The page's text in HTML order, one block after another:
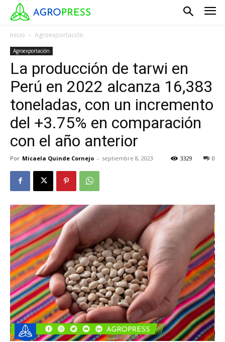
Inicio Agroexportación
Agroexportación
La producción de tarwi en
Perú en 2022 alcanza 16,383
toneladas, con un incremento
del +3.75% en comparación
con el año anterior
Por Micaela Quinde Cornejo - septiembre 8, 2023 0
3329